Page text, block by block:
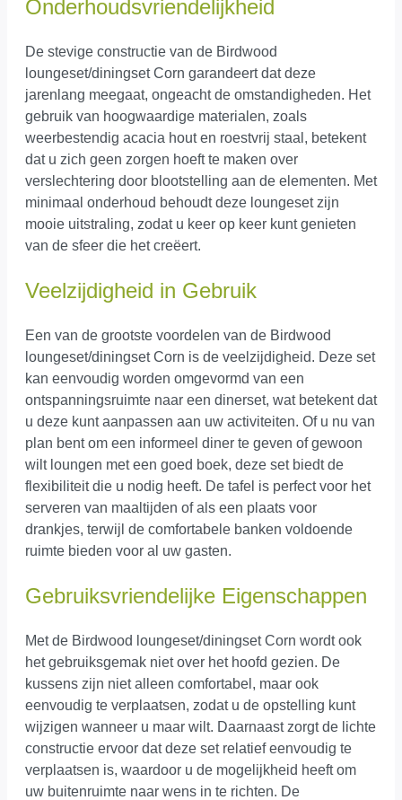
Onderhoudsvriendelijkheid
De stevige constructie van de Birdwood
loungeset/diningset Corn garandeert dat deze
jarenlang meegaat, ongeacht de omstandigheden. Het
gebruik van hoogwaardige materialen, zoals
weerbestendig acacia hout en roestvrij staal, betekent
dat u zich geen zorgen hoeft te maken over
verslechtering door blootstelling aan de elementen. Met
minimaal onderhoud behoudt deze loungeset zijn
mooie uitstraling, zodat u keer op keer kunt genieten
van de sfeer die het creëert.
Veelzijdigheid in Gebruik
Een van de grootste voordelen van de Birdwood
loungeset/diningset Corn is de veelzijdigheid. Deze set
kan eenvoudig worden omgevormd van een
ontspanningsruimte naar een dinerset, wat betekent dat
u deze kunt aanpassen aan uw activiteiten. Of u nu van
plan bent om een informeel diner te geven of gewoon
wilt loungen met een goed boek, deze set biedt de
flexibiliteit die u nodig heeft. De tafel is perfect voor het
serveren van maaltijden of als een plaats voor
drankjes, terwijl de comfortabele banken voldoende
ruimte bieden voor al uw gasten.
Gebruiksvriendelijke Eigenschappen
Met de Birdwood loungeset/diningset Corn wordt ook
het gebruiksgemak niet over het hoofd gezien. De
kussens zijn niet alleen comfortabel, maar ook
eenvoudig te verplaatsen, zodat u de opstelling kunt
wijzigen wanneer u maar wilt. Daarnaast zorgt de lichte
constructie ervoor dat deze set relatief eenvoudig te
verplaatsen is, waardoor u de mogelijkheid heeft om
uw buitenruimte naar wens in te richten. De